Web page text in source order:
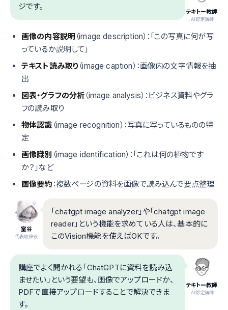
テキトー教師
.AI認定講師
ジです。
画像の内容説明 （image description）：「この写真に何が写
っているか説明して」
テキスト読み取り （image caption）：画像内の文字情報を抽
出
図表・グラフの分析 （image analysis）：ビジネス資料やグラ
フの読み取り
物体認識 （image recognition）：写真に写っているものの特
定
画像識別 （image identification）：「これは何の植物です
か？」など
画像要約 ：複数ページの資料を画像で読み込んで要点整理
室谷
代表取締役
「chatgpt image analyzer」や「chatgpt image
reader」という機能を求めている人は、基本的に
このVision機能を使えばOKです。
テキトー教師
.AI認定講師
講座でよく聞かれる「ChatGPTに資料を読み込
ませたい」という要望も、画像でアップロードか、
PDFで直接アップロードすることで解決できま
す。